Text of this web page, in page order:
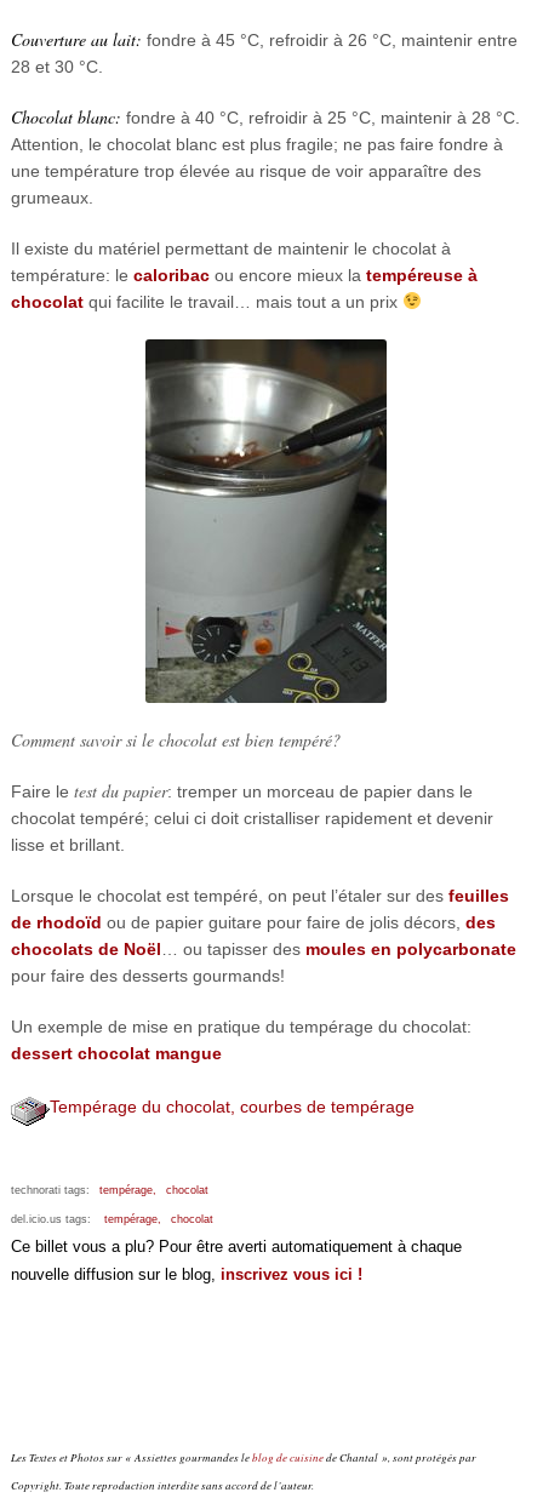
Couverture au lait: fondre à 45 °C, refroidir à 26 °C, maintenir entre
28 et 30 °C.
Chocolat blanc: fondre à 40 °C, refroidir à 25 °C, maintenir à 28 °C.
Attention, le chocolat blanc est plus fragile; ne pas faire fondre à
une température trop élevée au risque de voir apparaître des
grumeaux.
Il existe du matériel permettant de maintenir le chocolat à
température: le caloribacou encore mieux la tempéreuse à
chocolatqui facilite le travail… mais tout a un prix
Comment savoir si le chocolat est bien tempéré?
Faire le test du papier: tremper un morceau de papier dans le
chocolat tempéré; celui ci doit cristalliser rapidement et devenir
lisse et brillant.
Lorsque le chocolat est tempéré, on peut l’étaler sur des feuilles
de rhodoïd ou de papier guitare pour faire de jolis décors, des
chocolats de Noël … ou tapisser des moules en polycarbonate
pour faire des desserts gourmands!
Un exemple de mise en pratique du tempérage du chocolat:
dessert chocolat mangue
Tempérage du chocolat, courbes de tempérage
technorati tags: tempérage, chocolat
del.icio.us tags: tempérage, chocolat
Ce billet vous a plu? Pour être averti automatiquement à chaque
nouvelle diffusion sur le blog, inscrivez vous ici !
Les Textes et Photos sur « Assiettes gourmandes leblog de cuisinede Chantal », sont protégés par
Copyright. Toute reproduction interdite sans accord de l’auteur.